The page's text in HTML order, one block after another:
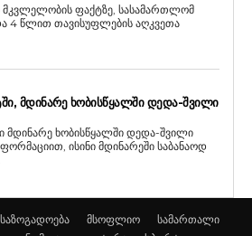
მკვლელობის ფაქტზე, სასამართლომ
4 წლით თავისუფლების აღკვეთა
ᲛᲓᲘᲜᲐᲠᲔ ᲮᲝᲑᲘᲡᲬᲧᲐᲚᲨᲘ ᲓᲔᲓᲐ-ᲨᲕᲘᲚᲘ
მდინარე ხობისწყალში დედა-შვილი
ისინი მდინარეში საბანაოდ
საზოგადოება მსოფლიო
სამართალი